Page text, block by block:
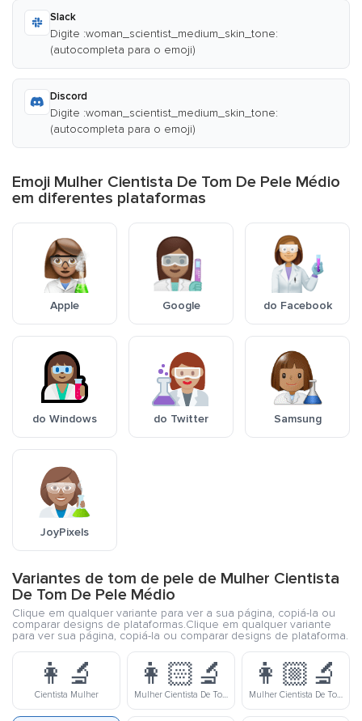
Slack
Digite :woman_scientist_medium_skin_tone:
(autocompleta para o emoji)
Discord
Digite :woman_scientist_medium_skin_tone:
(autocompleta para o emoji)
Emoji Mulher Cientista De Tom De Pele Médio
em diferentes plataformas
Apple Google do Facebook
do Windows do Twitter Samsung
JoyPixels
Variantes de tom de pele de Mulher Cientista
De Tom De Pele Médio
Clique em qualquer variante para ver a sua página, copiá-la ou
comparar designs de plataformas.Clique em qualquer variante
para ver sua página, copiá-la ou comparar designs de plataforma.
👩‍🔬
Cientista Mulher
👩🏻‍🔬
Mulher Cientista De Tom De Pele Clara
👩🏼‍🔬
Mulher Cientista De Tom De Pele Meio Clara